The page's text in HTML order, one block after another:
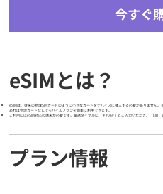
今すぐ
eSIMとは？
eSIMは、従来の物理SIMカードのように小さなカードをデバイスに挿入する必要がありません
あれば物理カードなしでモバイルプランを簡単に利用できます。
ご利用にはeSIM対応の端末が必要です。電話ダイヤルに「＊#06#」とご入力いただき、「EID
プラン情報